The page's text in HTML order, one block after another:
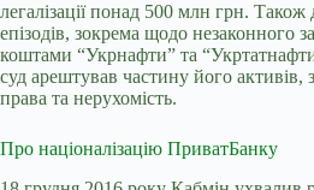
легалізації понад 500 млн грн. Також
епізодів, зокрема щодо незаконного
коштами “Укрнафти” та
суд арештував частину його активів,
права та нерухомість.
Про націоналізацію ПриватБанку